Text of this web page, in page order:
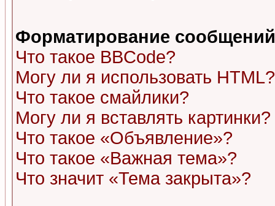
Форматирование
Что такое BBCode?
Могу ли я использовать HTML?
Что такое смайлики?
Могу ли я вставлять картинки?
Что такое «Объявление»?
Что такое «Важная тема»?
Что значит «Тема закрыта»?